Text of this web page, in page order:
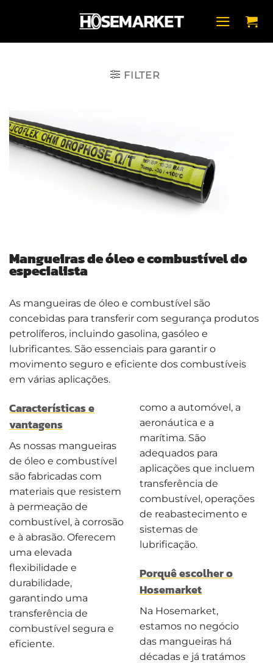
FILTER
Mangueiras de óleo e combustível do
especialista
As mangueiras de óleo e combustível são
concebidas para transferir com segurança produtos
petrolíferos, incluindo gasolina, gasóleo e
lubrificantes. São essenciais para garantir o
movimento seguro e eficiente dos combustíveis
em várias aplicações.
Características e
vantagens
As nossas mangueiras
de óleo e combustível
são fabricadas com
materiais que resistem
à permeação de
combustível, à corrosão
e à abrasão. Oferecem
uma elevada
flexibilidade e
durabilidade,
garantindo uma
transferência de
combustível segura e
eficiente.
como a automóvel, a
aeronáutica e a
marítima. São
adequados para
aplicações que incluem
transferência de
combustível, operações
de reabastecimento e
sistemas de
lubrificação.
Porquê escolher o
Hosemarket
Na Hosemarket,
estamos no negócio
das mangueiras há
décadas e já tratámos